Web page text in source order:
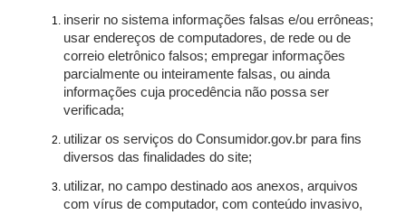
inserir no sistema informações falsas e/ou errôneas;
usar endereços de computadores, de rede ou de
correio eletrônico falsos; empregar informações
parcialmente ou inteiramente falsas, ou ainda
informações cuja procedência não possa ser
verificada;
utilizar os serviços do Consumidor.gov.br para fins
diversos das finalidades do site;
utilizar, no campo destinado aos anexos, arquivos
com vírus de computador, com conteúdo invasivo,